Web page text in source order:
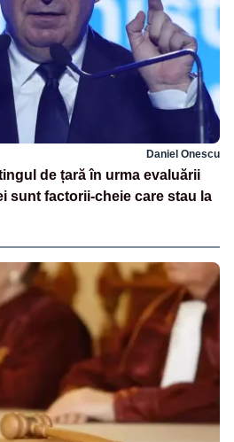
Daniel Onescu
de țară în urma evaluării
sunt factorii-cheie care stau la